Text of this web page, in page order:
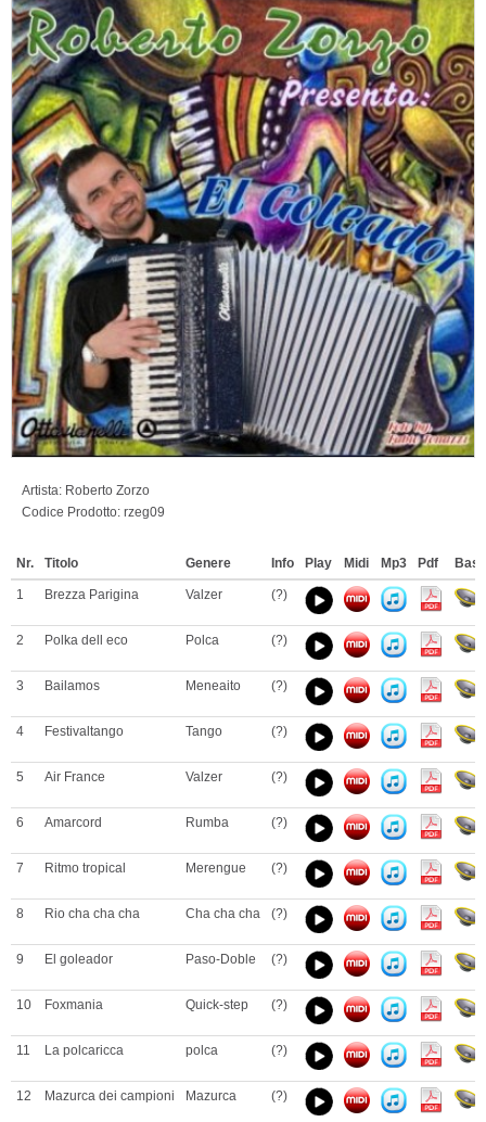
Artista: Roberto Zorzo
Codice Prodotto: rzeg09
Nr. Titolo Genere Info Play Midi Mp3 Pdf Base
1 Brezza Parigina Valzer (?)
2 Polka dell eco Polca (?)
3 Bailamos Meneaito (?)
4 Festivaltango Tango (?)
5 Air France Valzer (?)
6 Amarcord Rumba (?)
7 Ritmo tropical Merengue (?)
8 Rio cha cha cha Cha cha cha (?)
9 El goleador Paso-Doble (?)
10 Foxmania Quick-step (?)
11 La polcaricca polca (?)
12 Mazurca dei campioni Mazurca (?)